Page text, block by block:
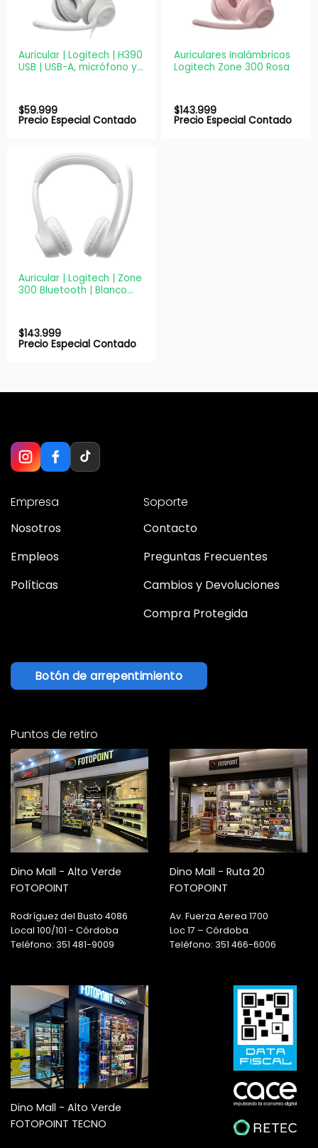
Auricular | Logitech | H390
USB | USB-A, micrófono y
$59.999
Precio Especial Contado
Auriculares Inalámbricos
Logitech Zone 300 Rosa
$143.999
Precio Especial Contado
Auricular | Logitech | Zone
300 Bluetooth | Blanco
$143.999
Precio Especial Contado
Empresa
Nosotros
Empleos
Políticas
Soporte
Contacto
Preguntas Frecuentes
Cambios y Devoluciones
Compra Protegida
Botón de arrepentimiento
Puntos de retiro
Dino Mall - Alto Verde
FOTOPOINT
Rodríguez del Busto 4086
Local 100/101 - Córdoba
Teléfono: 351 481-9009
Dino Mall - Ruta 20
FOTOPOINT
Av. Fuerza Aerea 1700
Loc 17 – Córdoba.
Teléfono: 351 466-6006
Dino Mall - Alto Verde
FOTOPOINT TECNO